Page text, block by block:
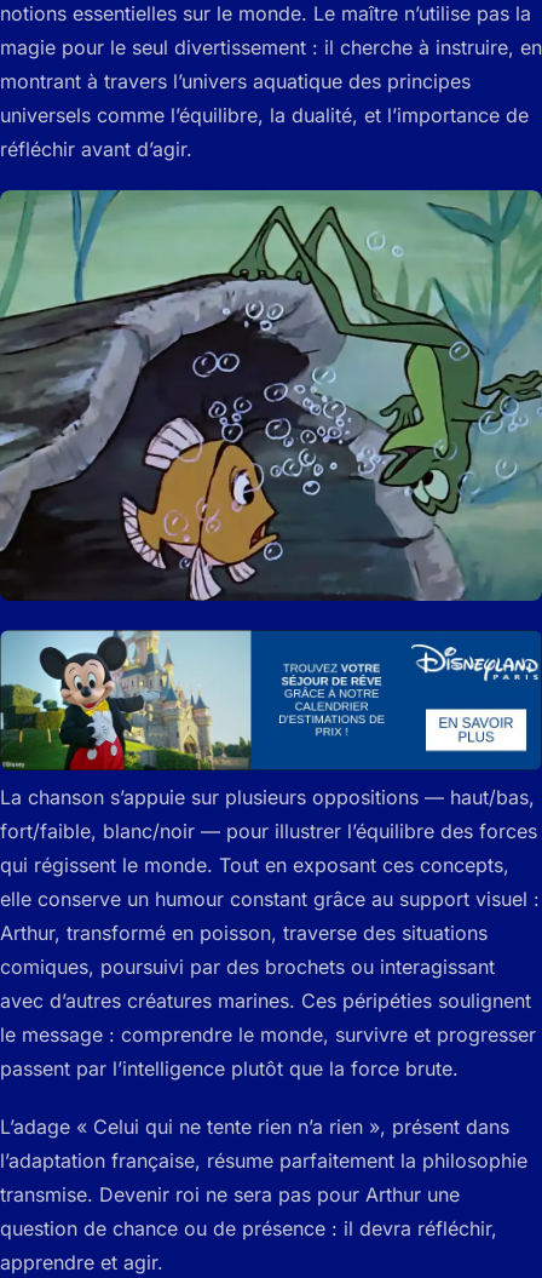
notions essentielles sur le monde. Le maître n’utilise pas la
magie pour le seul divertissement : il cherche à instruire, en
montrant à travers l’univers aquatique des principes
universels comme l’équilibre, la dualité, et l’importance de
réfléchir avant d’agir.
La chanson s’appuie sur plusieurs oppositions — haut/bas,
fort/faible, blanc/noir — pour illustrer l’équilibre des forces
qui régissent le monde. Tout en exposant ces concepts,
elle conserve un humour constant grâce au support visuel :
Arthur, transformé en poisson, traverse des situations
comiques, poursuivi par des brochets ou interagissant
avec d’autres créatures marines. Ces péripéties soulignent
le message : comprendre le monde, survivre et progresser
passent par l’intelligence plutôt que la force brute.
L’adage « Celui qui ne tente rien n’a rien », présent dans
l’adaptation française, résume parfaitement la philosophie
transmise. Devenir roi ne sera pas pour Arthur une
question de chance ou de présence : il devra réfléchir,
apprendre et agir.